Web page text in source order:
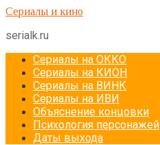
Перейти
контенту
Сериалы и кино
serialk.ru
Сериалы на ОККО
Сериалы на КИОН
Сериалы на ВИНК
Сериалы на ИВИ
Объяснение концовки
Психология персонажей
Даты выхода